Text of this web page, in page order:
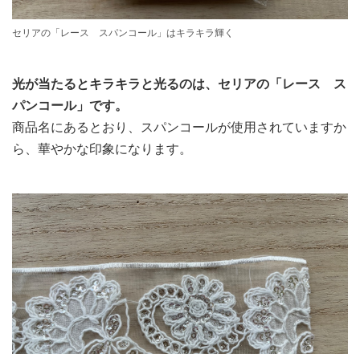
セリアの「レース スパンコール」はキラキラ輝く
光が当たるとキラキラと光るのは、セリアの「レース ス
パンコール」です。
商品名にあるとおり、スパンコールが使用されていますか
ら、華やかな印象になります。